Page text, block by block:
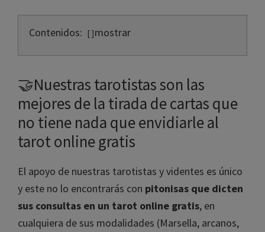
Contenidos: mostrar
🤝Nuestras tarotistas son las
mejores de la tirada de cartas que
no tiene nada que envidiarle al
tarot online gratis
El apoyo de nuestras tarotistas y videntes es único
y este no lo encontrarás con pitonisas que dicten
sus consultas en un tarot online gratis, en
cualquiera de sus modalidades (Marsella, arcanos,